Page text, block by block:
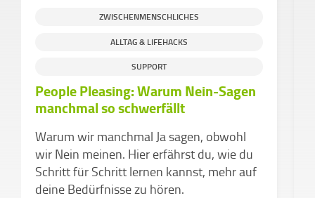
ZWISCHENMENSCHLICHES
ALLTAG & LIFEHACKS
SUPPORT
People Pleasing: Warum Nein-Sagen
manchmal so schwerfällt
Warum wir manchmal Ja sagen, obwohl
wir Nein meinen. Hier erfährst du, wie du
Schritt für Schritt lernen kannst, mehr auf
deine Bedürfnisse zu hören.